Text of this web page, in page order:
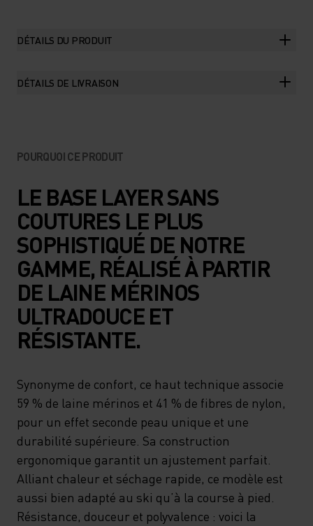
DÉTAILS DU PRODUIT
DÉTAILS DE LIVRAISON
POURQUOI CE PRODUIT
LE BASE LAYER SANS
COUTURES LE PLUS
SOPHISTIQUÉ DE NOTRE
GAMME, RÉALISÉ À PARTIR
DE LAINE MÉRINOS
ULTRADOUCE ET
RÉSISTANTE.
Synonyme de confort, ce haut technique associe
59 % de laine mérinos et 41 % de fibres de nylon,
pour un effet seconde peau unique et une
durabilité supérieure. Sa construction
ergonomique garantit un ajustement parfait.
Alliant chaleur et séchage rapide, ce modèle est
aussi bien adapté au ski qu’à la course à pied.
Résistance, douceur et polyvalence : voici la